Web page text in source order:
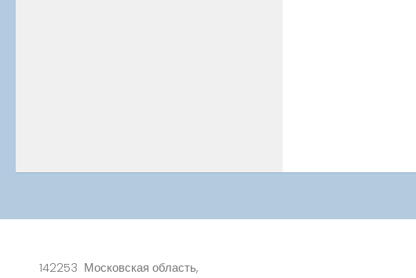
142253 Московская область,